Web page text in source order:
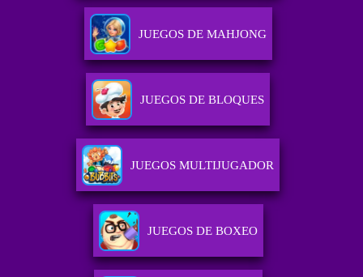
JUEGOS DE MAHJONG
JUEGOS DE BLOQUES
JUEGOS MULTIJUGADOR
JUEGOS DE BOXEO